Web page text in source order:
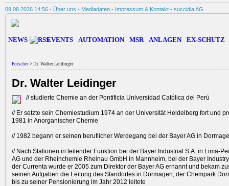
09.08.2026 14:56 - Über uns - Mediadaten - Impressum & Kontakt - succidia AG
NEWS EVENTS AUTOMATION MSR ANLAGEN EX-SCHUTZ
Forscher > Dr. Walter Leidinger
Dr. Walter Leidinger
// studierte Chemie an der Pontificia Universidad Católica del Perú
// Er setzte sein Chemiestudium 1974 an der Universität Heidelberg fort und
1981 in Anorganischer Chemie
// 1982 begann er seinen beruflicher Werdegang bei der Bayer AG in
// Nach Stationen in leitender Funktion bei der Bayer Industrial S.A. in Lima-
AG und der Rheinchemie Rheinau GmbH in Mannheim, bei der Bayer
der Currenta wurde er 2005 zum Direktor der Bayer AG ernannt und bekam
seinen Aufgaben die Leitung des Standortes in Dormagen, der Chempark
bis zu seiner Pensionierung im Jahr 2012 leitete